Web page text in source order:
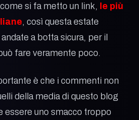
si fa metto un link, le più
, così questa estate
a botta sicura, per il
fare veramente poco.
è che i commenti non
della media di questo blog
uno smacco troppo